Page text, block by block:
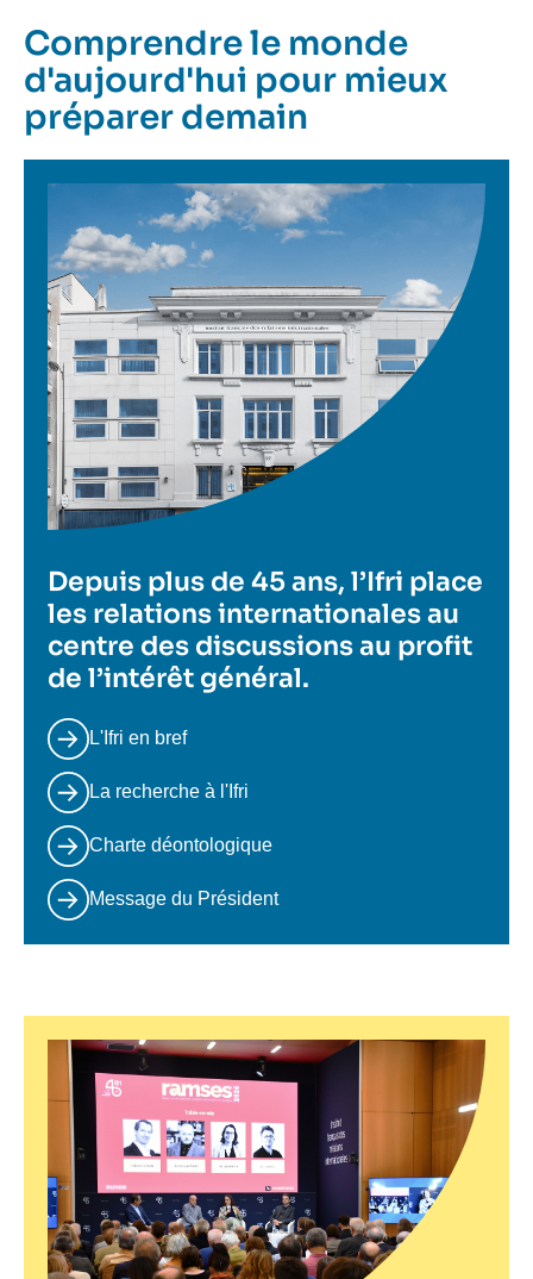
Comprendre le monde
d'aujourd'hui pour mieux
préparer demain
Image
Depuis plus de 45 ans, l’Ifri place
les relations internationales au
centre des discussions au profit
de l’intérêt général.
L'Ifri en bref
La recherche à l'Ifri
Charte déontologique
Message du Président